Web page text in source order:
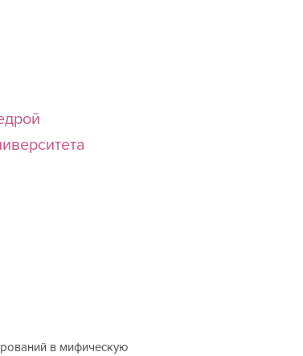
в мифическую